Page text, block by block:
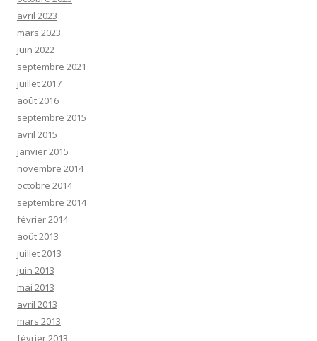
avril 2023
mars 2023
juin 2022
septembre 2021
juillet 2017
août 2016
septembre 2015
avril 2015
janvier 2015
novembre 2014
octobre 2014
septembre 2014
février 2014
août 2013
juillet 2013
juin 2013
mai 2013
avril 2013
mars 2013
février 2013